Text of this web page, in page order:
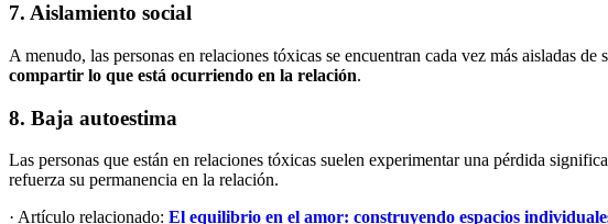
7. Aislamiento social
A menudo, las personas en relaciones tóxicas se encuentran cada vez más aisladas
compartir lo que está ocurriendo en la relación.
8. Baja autoestima
Las personas que están en relaciones tóxicas suelen experimentar una pérdida
refuerza su permanencia en la relación.
· Artículo relacionado: El equilibrio en el amor: construyendo espacios